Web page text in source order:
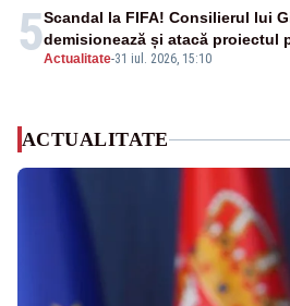
5Actualitate-31 iul. 2026, 15:10
Scandal la FIFA! Consilierul lui
demisionează și atacă
ACTUALITATE